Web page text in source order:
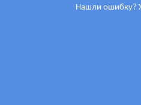
Нашли ошибку?